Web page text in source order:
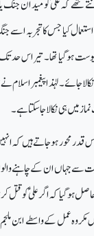
تھے کہ علیؑ کو میدان جنگ
کیا جس کا تجربہ اسے
ہوگیا تھا۔ تیر اس حد
جائے ۔لہٰذا پیغمبر
میں ہی نکا لا جاسکتا ہے ۔
قدر محور ہوجاتے ہیں کہ
سے جہاں ان کے چاہنے
ہوگیا کہ اگر علیؑ کو
مکروہ عمل کے واسطے ابن